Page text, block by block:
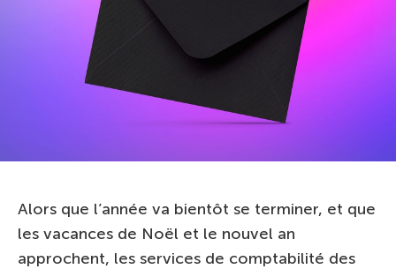
Alors que l’année va bientôt se terminer, et que
les vacances de Noël et le nouvel an
approchent, les services de comptabilité des